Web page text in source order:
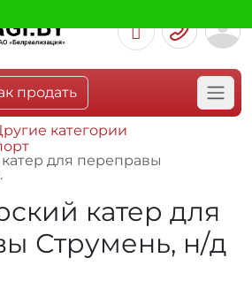
продать
категории
для переправы
катер для
Струмень, н/д